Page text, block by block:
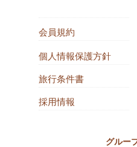
会員規約
個人情報保護方針
旅行条件書
採用情報
グルー